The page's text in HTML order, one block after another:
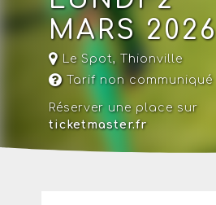
MARS 2026
Le Spot,Thionville
Tarif non communiqué
Réserver une place sur
ticketmaster.fr